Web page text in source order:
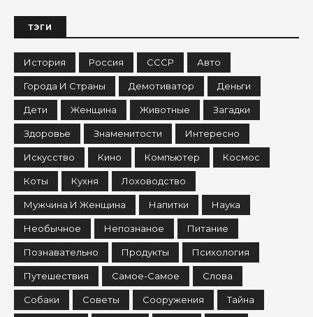
ТЭГИ
История Россия СССР Авто
Города И Страны Демотиватор Деньги
Дети Женщина Животные Загадки
Здоровье Знаменитости Интересно
Искусство Кино Компьютер Космос
Коты Кухня Лоховодство
Мужчина И Женщина Напитки Наука
Необычное Непознаное Питание
Познавательно Продукты Психология
Путешествия Самое-Самое Слова
Собаки Советы Сооружения Тайна